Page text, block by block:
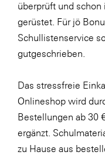
kosaplaner
LAT Nitrogen
Libro
Die Menü-
MTH Retail
OMV
überprüft und
gerüstet. Für jö
Schullistenservice
gutgeschrieben.
Das stressfreie
Onlineshop wird
Bestellungen ab 30
ergänzt.
zu Hause aus